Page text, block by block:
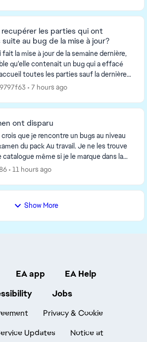
les parties qui ont
au bug de la mise à jour?
qu'elle contenait un bug qui a effacé
toutes les parties sauf la dernière
Autrement dit mon fils ét...
7 hours ago
ont disparu
du pack Au travail. Je ne les trouve
catalogue même si je le marque dans la
J'ai réparé le je...
11 hours ago
Show More
EA app
EA Help
Jobs
Privacy & Cookie
Updates Notice at